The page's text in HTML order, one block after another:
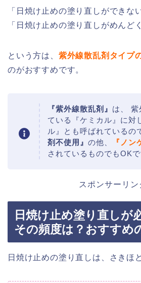
「日焼け止めの塗り直しができな
「日焼け止めの塗り直しがめんど
という方は、 紫外線散乱剤タイプ
のがおすすめです。
『紫外線散乱剤』 は、 紫
ている『ケミカル』に対
ル』とも呼ばれているの
剤不使用』 の他、 『ノン
されているものでもOKで
スポンサーリン
日焼け止め塗り直しが
その頻度は？おすすめ
日焼け止めの塗り直しは、さきほ